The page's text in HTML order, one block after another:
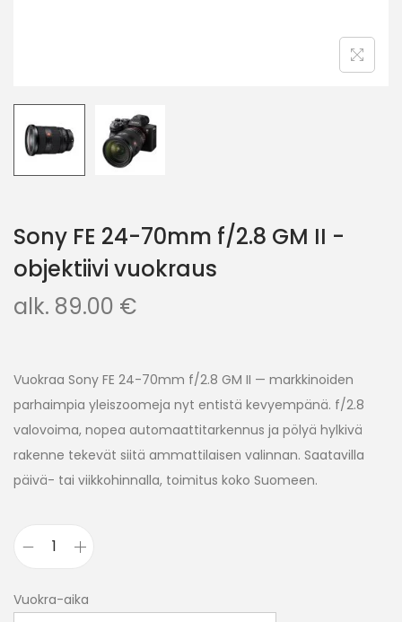
Sony FE 24-70mm f/2.8 GM II -
objektiivi vuokraus
alk. 89.00 €
Vuokraa Sony FE 24-70mm f/2.8 GM II — markkinoiden
parhaimpia yleiszoomeja nyt entistä kevyempänä. f/2.8
valovoima, nopea automaattitarkennus ja pölyä hylkivä
rakenne tekevät siitä ammattilaisen valinnan. Saatavilla
päivä- tai viikkohinnalla, toimitus koko Suomeen.
Vuokra-aika